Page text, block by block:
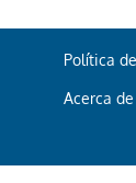
Política
Acerca de